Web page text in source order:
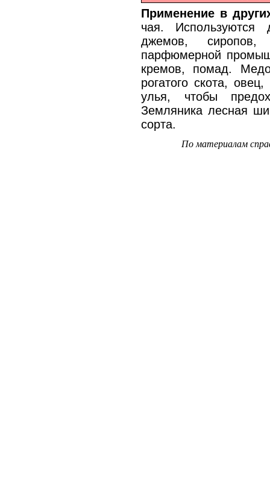
Применение в
чая. Используются
джемов, сиропов,
парфюмерной
кремов, помад.
рогатого скота,
улья, чтобы
Земляника лесная
сорта.
По материалам